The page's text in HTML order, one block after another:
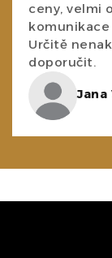
ceny, velmi
Určitě
doporučit.
Jana